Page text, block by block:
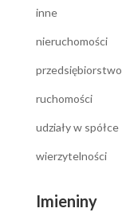
inne
nieruchomości
przedsiębiorstwo
ruchomości
udziały w spółce
wierzytelności
Imieniny